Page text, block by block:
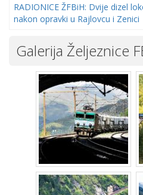
RADIONICE ŽFBiH: Dvije dizel
nakon opravki u Rajlovcu i Zenici
Galerija Željeznice